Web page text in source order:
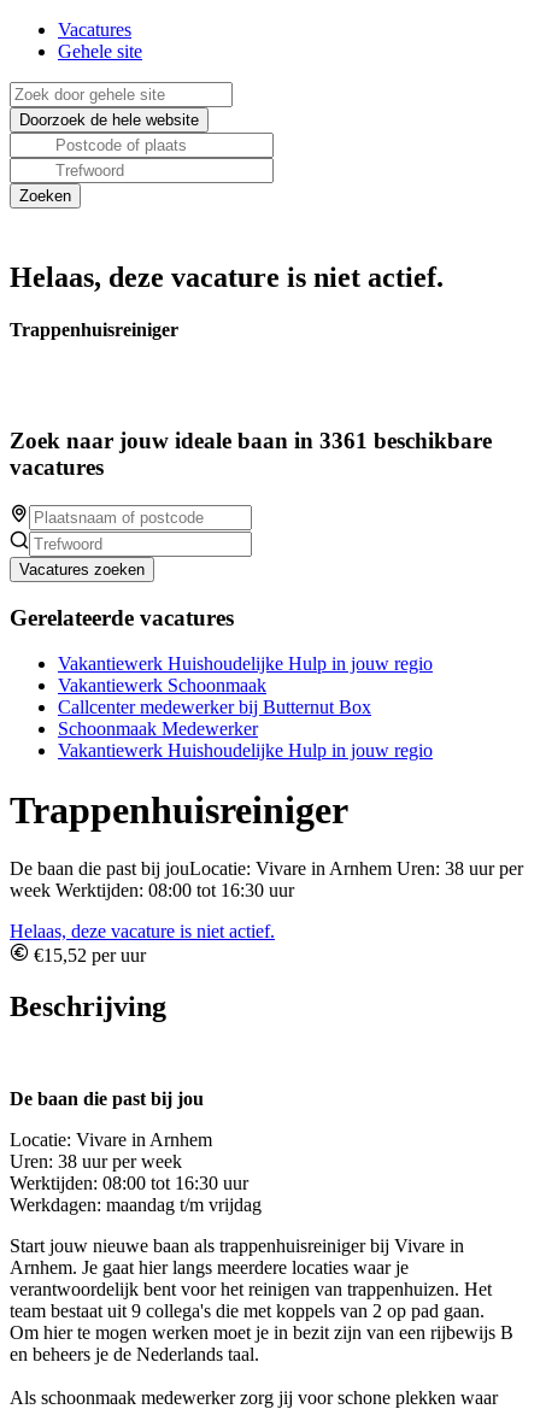
Vacatures
Gehele site
Helaas, deze vacature is niet actief.
Trappenhuisreiniger
Zoek naar jouw ideale baan in 3361 beschikbare
vacatures
Vacatures zoeken
Gerelateerde vacatures
Vakantiewerk Huishoudelijke Hulp in jouw regio
Vakantiewerk Schoonmaak
Callcenter medewerker bij Butternut Box
Schoonmaak Medewerker
Vakantiewerk Huishoudelijke Hulp in jouw regio
Trappenhuisreiniger
De baan die past bij jouLocatie: Vivare in Arnhem Uren: 38 uur per
week Werktijden: 08:00 tot 16:30 uur
Helaas, deze vacature is niet actief.
€15,52 per uur
Beschrijving
De baan die past bij jou
Locatie: Vivare in Arnhem
Uren: 38 uur per week
Werktijden: 08:00 tot 16:30 uur
Werkdagen: maandag t/m vrijdag
Start jouw nieuwe baan als trappenhuisreiniger bij Vivare in
Arnhem. Je gaat hier langs meerdere locaties waar je
verantwoordelijk bent voor het reinigen van trappenhuizen. Het
team bestaat uit 9 collega's die met koppels van 2 op pad gaan.
Om hier te mogen werken moet je in bezit zijn van een rijbewijs B
en beheers je de Nederlands taal.
Als schoonmaak medewerker zorg jij voor schone plekken waar